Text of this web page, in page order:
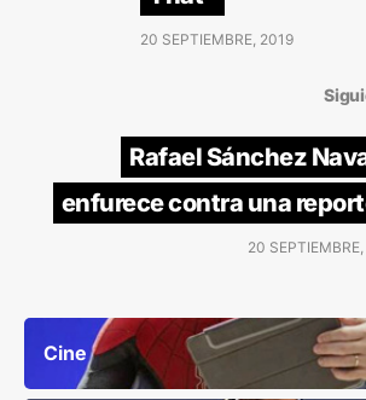
20 SEPTIEMBRE, 2019
Rafael Sánchez
enfurece contra una
20
Cine